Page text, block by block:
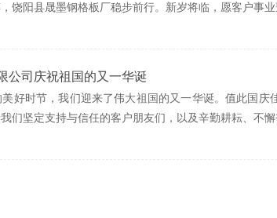
饶阳县晟墨钢格板厂稳步前行。新岁将临，愿客户事
公司庆祝祖国的又一华诞
好时节，我们迎来了伟大祖国的又一华诞。值此国庆
们坚定支持与信任的客户朋友们，以及辛勤耕耘、不